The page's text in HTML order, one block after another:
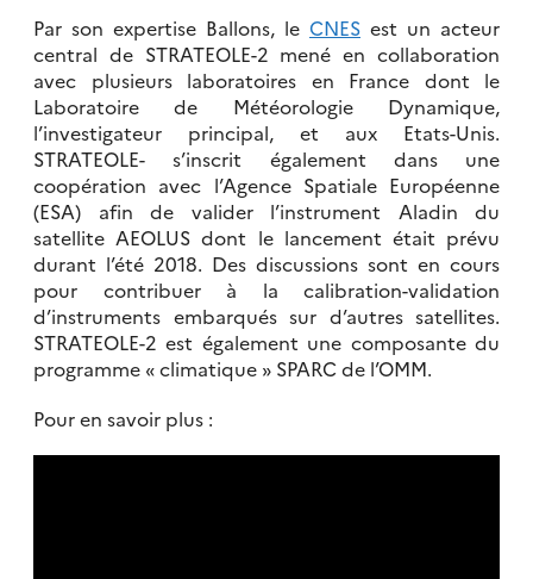
Par son expertise Ballons, le CNES est un acteur
central de STRATEOLE-2 mené en collaboration
avec plusieurs laboratoires en France dont le
Laboratoire de Météorologie Dynamique,
l’investigateur principal, et aux Etats-Unis.
STRATEOLE- s’inscrit également dans une
coopération avec l’Agence Spatiale Européenne
(ESA) afin de valider l’instrument Aladin du
satellite AEOLUS dont le lancement était prévu
durant l’été 2018. Des discussions sont en cours
pour contribuer à la calibration-validation
d’instruments embarqués sur d’autres satellites.
STRATEOLE-2 est également une composante du
programme « climatique » SPARC de l’OMM.
Pour en savoir plus :